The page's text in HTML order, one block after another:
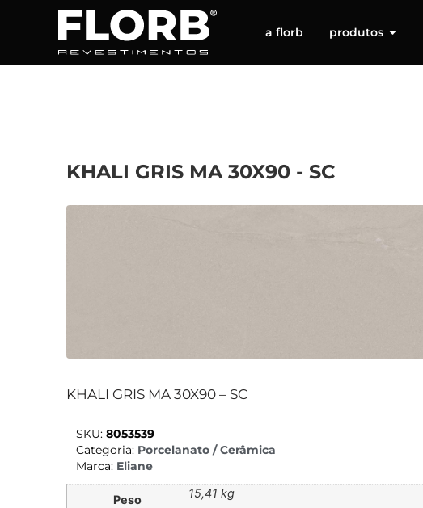
a florb produtos
KHALI GRIS MA 30X90 - SC
KHALI GRIS MA 30X90 – SC
SKU: 8053539
Categoria: Porcelanato / Cerâmica
Marca: Eliane
Peso 15,41 kg